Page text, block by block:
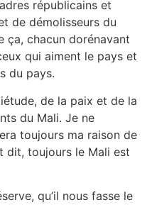
républicains et
de démolisseurs du
ça, chacun dorénavant
qui aiment le pays et
du pays.
de la paix et de la
du Mali. Je ne
toujours ma raison de
dit, toujours le Mali est
qu’il nous fasse le